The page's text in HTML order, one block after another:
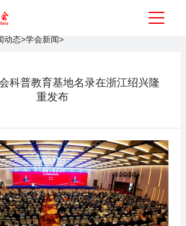
动态>学会新闻>
科普教育基地名录在浙江绍兴隆
重发布